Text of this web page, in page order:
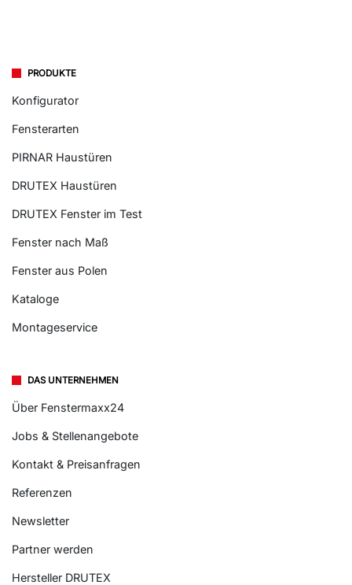
PRODUKTE
Konfigurator
Fensterarten
PIRNAR Haustüren
DRUTEX Haustüren
DRUTEX Fenster im Test
Fenster nach Maß
Fenster aus Polen
Kataloge
Montageservice
DAS UNTERNEHMEN
Über Fenstermaxx24
Jobs & Stellenangebote
Kontakt & Preisanfragen
Referenzen
Newsletter
Partner werden
Hersteller DRUTEX